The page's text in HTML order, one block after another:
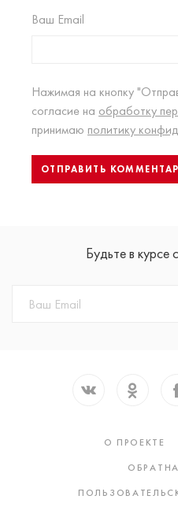
Ваш Email
Нажимая на кнопку
согласие на обработку
принимаю политику
Будьте в курсе
О ПРОЕКТЕ